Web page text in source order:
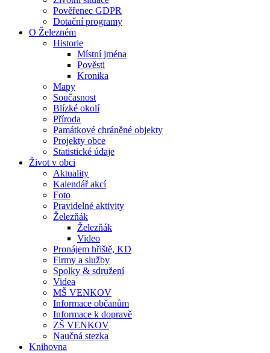
Pověřenec GDPR
Dotační programy
O Železném
Historie
Místní jména
Pověsti
Kronika
Mapy
Současnost
Blízké okolí
Příroda
Památkové chráněné objekty
Projekty obce
Statistické údaje
Život v obci
Aktuality
Kalendář akcí
Foto
Pravidelné aktivity
Železňák
Železňák
Video
Pronájem hřiště, KD
Firmy a služby
Spolky & sdružení
Videa
MŠ VENKOV
Informace občanům
Informace k dopravě
ZŠ VENKOV
Naučná stezka
Knihovna